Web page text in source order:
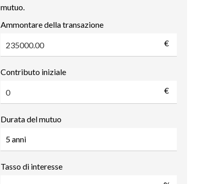
mutuo.
Ammontare della transazione
€
Contributo iniziale
€
Durata del mutuo
Tasso di interesse